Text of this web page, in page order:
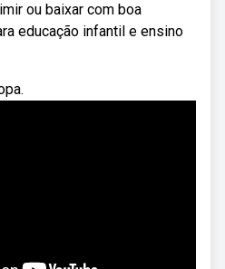
ou baixar com boa
educação infantil e ensino